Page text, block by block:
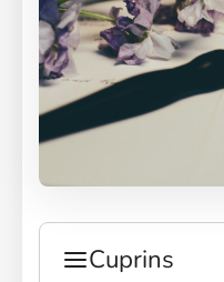
Cuprins